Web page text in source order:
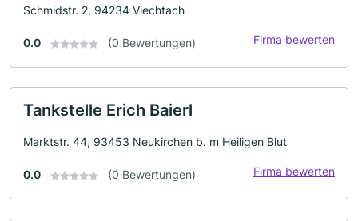
Schmidstr. 2, 94234 Viechtach
0.0 (0 Bewertungen) Firma bewerten
Tankstelle Erich Baierl
Marktstr. 44, 93453 Neukirchen b. m Heiligen Blut
0.0 (0 Bewertungen) Firma bewerten